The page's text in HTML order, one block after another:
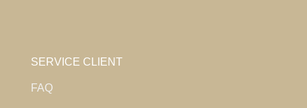
SERVICE CLIENT
FAQ